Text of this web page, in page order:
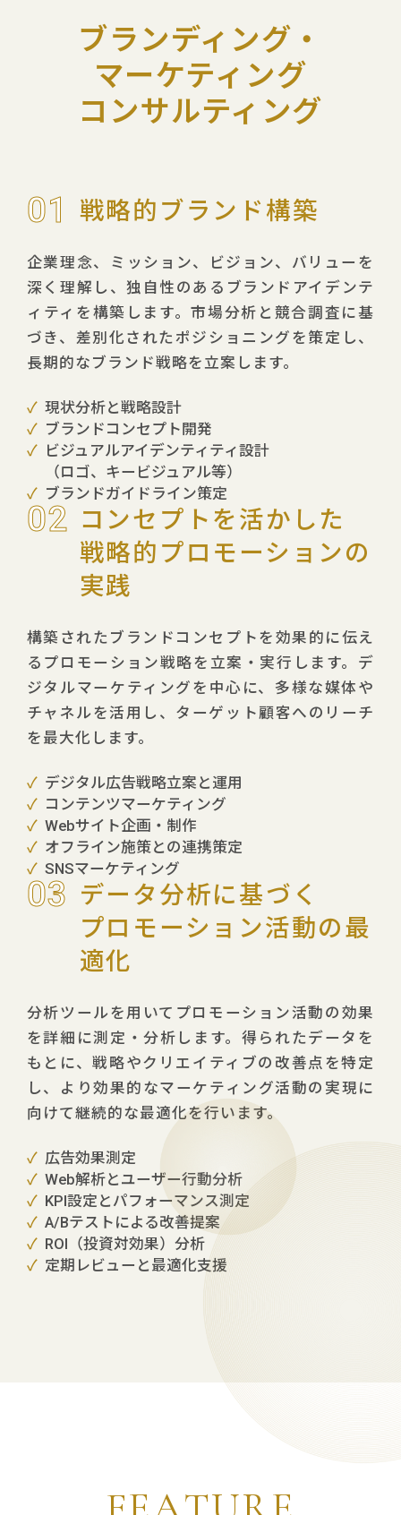
ブランディング・
マーケティング
コンサルティング
01 戦略的ブランド構築
企業理念、ミッション、ビジョン、バリューを
深く理解し、独自性のあるブランドアイデンテ
ィティを構築します。市場分析と競合調査に基
づき、差別化されたポジショニングを策定し、
長期的なブランド戦略を立案します。
現状分析と戦略設計
ブランドコンセプト開発
ビジュアルアイデンティティ設計
（ロゴ、キービジュアル等）
ブランドガイドライン策定
02 コンセプトを活かした
戦略的プロモーションの
実践
構築されたブランドコンセプトを効果的に伝え
るプロモーション戦略を立案・実行します。デ
ジタルマーケティングを中心に、多様な媒体や
チャネルを活用し、ターゲット顧客へのリーチ
を最大化します。
デジタル広告戦略立案と運用
コンテンツマーケティング
Webサイト企画・制作
オフライン施策との連携策定
SNSマーケティング
03 データ分析に基づく
プロモーション活動の最
適化
分析ツールを用いてプロモーション活動の効果
を詳細に測定・分析します。得られたデータを
もとに、戦略やクリエイティブの改善点を特定
し、より効果的なマーケティング活動の実現に
向けて継続的な最適化を行います。
広告効果測定
Web解析とユーザー行動分析
KPI設定とパフォーマンス測定
A/Bテストによる改善提案
ROI（投資対効果）分析
定期レビューと最適化支援